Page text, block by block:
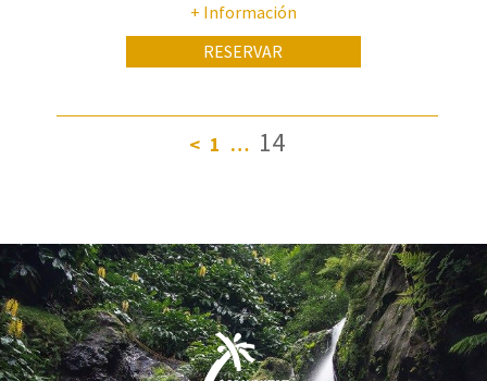
+ Información
RESERVAR
< 1 … 14